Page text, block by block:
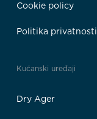
Cookie policy
Politika privatnosti
Kućanski uređaji
Dry Ager